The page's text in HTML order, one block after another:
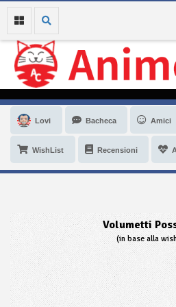
Lovi Bacheca Amici
WishList Recensioni
Volumetti
(in base alla